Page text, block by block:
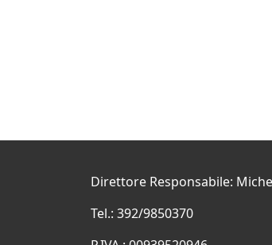
Direttore Responsabile:
Tel.: 392/9850370